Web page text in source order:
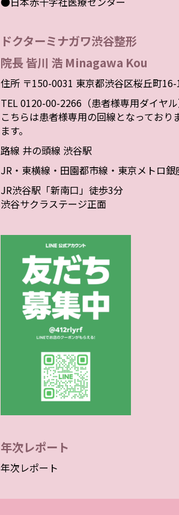
ドクターミナガワ渋谷整形
院長 皆川 浩 Minagawa Kou
住所 〒150-0031 東京都渋谷区桜丘町
TEL 0120-00-2266（患者様専用ダイヤル
こちらは患者様専用の回線となってお
ます。
路線 井の頭線 渋谷駅
JR・東横線・田園都市線・東京メトロ
JR渋谷駅「新南口」徒歩3分
渋谷サクラステージ正面
年次レポート
年次レポート